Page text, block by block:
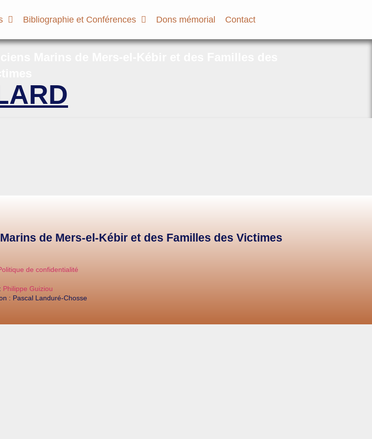
Bibliographie et Conférences Dons mémorial Contact
de Mers-el-Kébir et des Familles des Victimes
de confidentialité
Philippe Guiziou
: Pascal Landuré-Chosse